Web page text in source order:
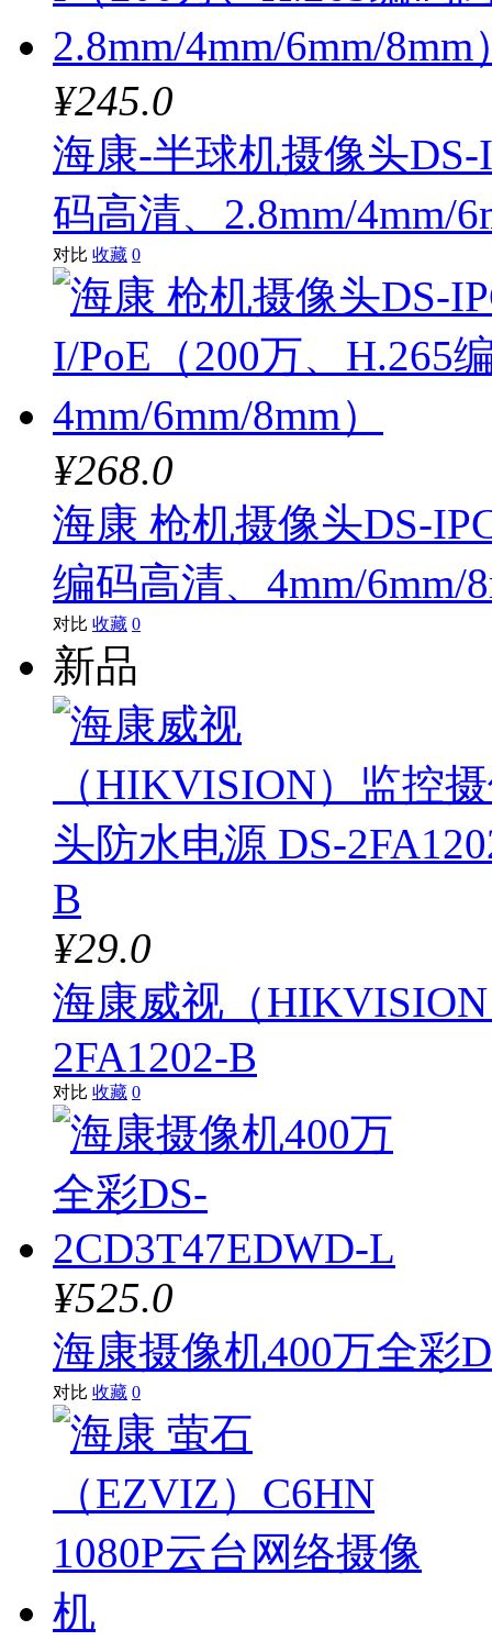
¥245.0
海康-半球机摄像头
码高清、2.8mm/4mm/
对比 收藏 0
¥268.0
海康 枪机摄像头DS-
编码高清、4mm/6mm/
对比 收藏 0
新品
¥29.0
海康威视（
2FA1202-B
对比 收藏 0
¥525.0
海康摄像机400万全彩
对比 收藏 0